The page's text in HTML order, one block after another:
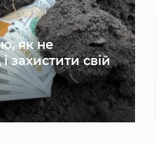
як не
захистити свій